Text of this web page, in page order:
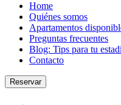
Home
Quiénes somos
Apartamentos
Preguntas frecuentes
Blog: Tips para tu
Contacto
Reservar